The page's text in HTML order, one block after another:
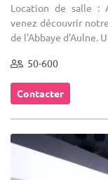
Location de salle :
venez découvrir
de l'Abbaye d'Aulne.
50-600
Contacter